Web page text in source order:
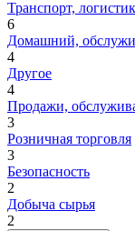
Транспорт,
6
Домашний,
4
Другое
4
Продажи,
3
Розничная торговля
3
Безопасность
2
Добыча сырья
2